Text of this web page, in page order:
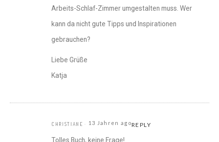
Arbeits-Schlaf-Zimmer umgestalten muss. Wer
kann da nicht gute Tipps und Inspirationen
gebrauchen?
Liebe Grüße
Katja
CHRISTIANE 13 Jahren agoREPLY
Tolles Buch, keine Frage!